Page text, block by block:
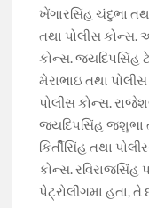
ખેંગારસિંહ ચંદુભા
તથા પોલીસ કોન્સ.
કોન્સ. જયદિપસિંહ
મેરાભાઇ તથા
પોલીસ કોન્સ.
જયદિપસિંહ જશુભા
કિર્તીસિંહ તથા
કોન્સ.
પેટ્રોલીંગમા હતા, તે